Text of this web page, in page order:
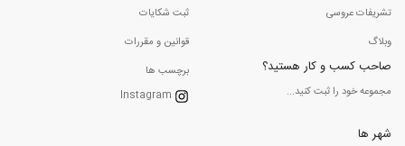
تشریفات عروسی
وبلاگ
صاحب کسب و کار هستید؟
مجموعه خود را ثبت کنید...
ثبت شکایات
قوانین و مقررات
برچسب ها
Instagram
شهر ها